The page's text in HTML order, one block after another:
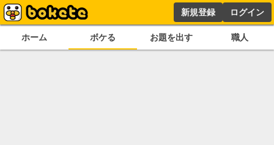
新規登録 ログイン
ホーム ボケる お題を出す 職人